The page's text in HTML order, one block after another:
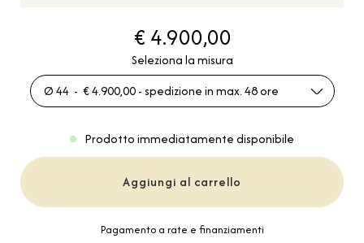
€ 4.900,00
Seleziona la misura
Ø 44 - € 4.900,00 - spedizione in max. 48 ore
Prodotto immediatamente disponibile
Aggiungi al carrello
Pagamento a rate e finanziamenti